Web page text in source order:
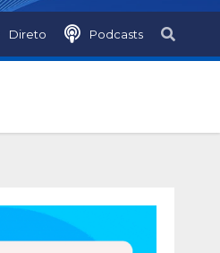
Direto Podcasts